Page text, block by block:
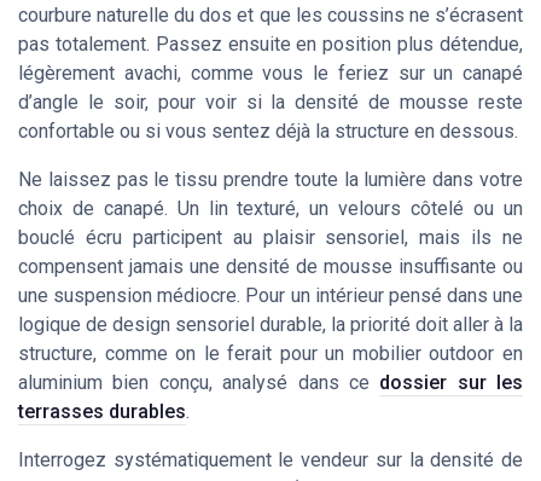
courbure naturelle du dos et que les coussins ne s’écrasent
pas totalement. Passez ensuite en position plus détendue,
légèrement avachi, comme vous le feriez sur un canapé
d’angle le soir, pour voir si la densité de mousse reste
confortable ou si vous sentez déjà la structure en dessous.
Ne laissez pas le tissu prendre toute la lumière dans votre
choix de canapé. Un lin texturé, un velours côtelé ou un
bouclé écru participent au plaisir sensoriel, mais ils ne
compensent jamais une densité de mousse insuffisante ou
une suspension médiocre. Pour un intérieur pensé dans une
logique de design sensoriel durable, la priorité doit aller à la
structure, comme on le ferait pour un mobilier outdoor en
aluminium bien conçu, analysé dans ce dossier sur les
terrasses durables.
Interrogez systématiquement le vendeur sur la densité de